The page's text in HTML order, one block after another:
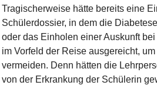
Tragischerweise hätte bereits eine
Schülerdossier, in dem die
oder das Einholen einer Auskunft
im Vorfeld der Reise ausgereicht,
vermeiden. Denn hätten die
von der Erkrankung der Schülerin